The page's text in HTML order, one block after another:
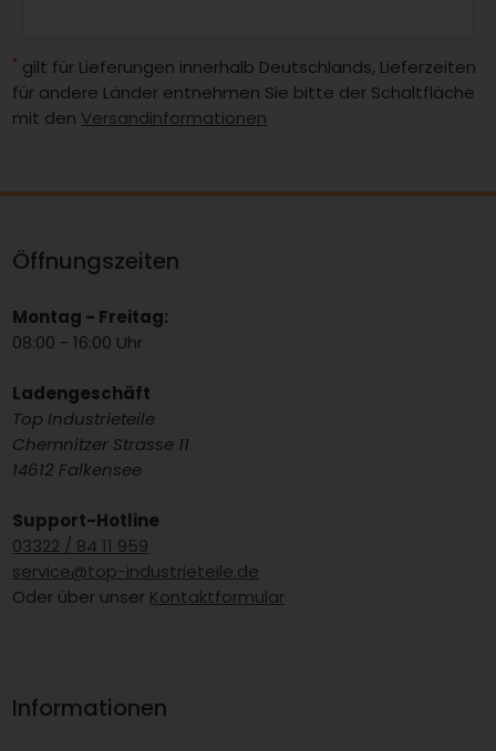
* gilt für Lieferungen innerhalb Deutschlands, Lieferzeiten
für andere Länder entnehmen Sie bitte der Schaltfläche
mit den Versandinformationen
Öffnungszeiten
Montag - Freitag:
08:00 - 16:00 Uhr
Ladengeschäft
Top Industrieteile
Chemnitzer Strasse 11
14612 Falkensee
Support-Hotline
03322 / 84 11 959
service@top-industrieteile.de
Oder über unser Kontaktformular
Informationen